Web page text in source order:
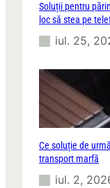
Soluții pentru
loc să stea pe
iul. 25,
Ce soluție de
transport marfă
iul. 2,